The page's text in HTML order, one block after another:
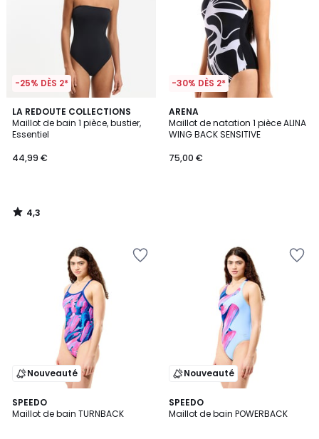
-25% DÈS 2*
LA REDOUTE COLLECTIONS
Maillot de bain 1 pièce, bustier,
Essentiel
44,99 €
4,3
/ 5
4,3
/
-30% DÈS 2*
ARENA
Maillot de natation 1 pièce ALINA
WING BACK SENSITIVE
75,00 €
Nouveauté
SPEEDO
Maillot de bain TURNBACK
Nouveauté
SPEEDO
Maillot de bain POWERBACK